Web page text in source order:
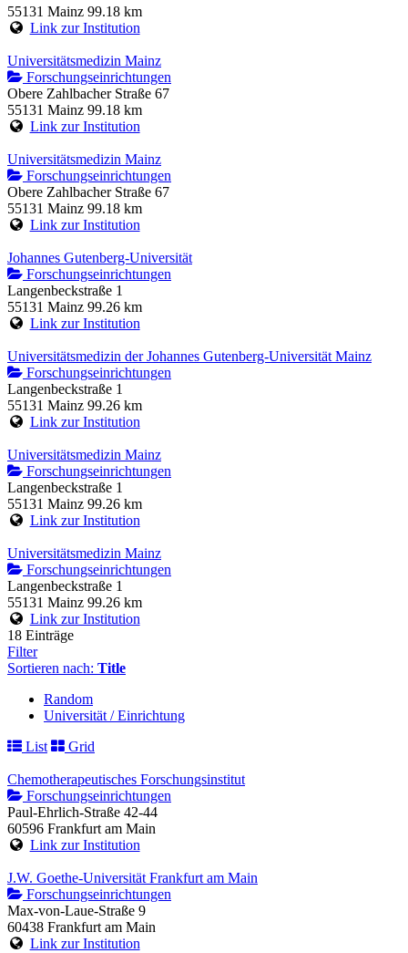
55131 Mainz 99.18 km
Link zur Institution
Universitätsmedizin Mainz
Forschungseinrichtungen
Obere Zahlbacher Straße 67
55131 Mainz 99.18 km
Link zur Institution
Universitätsmedizin Mainz
Forschungseinrichtungen
Obere Zahlbacher Straße 67
55131 Mainz 99.18 km
Link zur Institution
Johannes Gutenberg-Universität
Forschungseinrichtungen
Langenbeckstraße 1
55131 Mainz 99.26 km
Link zur Institution
Universitätsmedizin der Johannes Gutenberg-Universität Mainz
Forschungseinrichtungen
Langenbeckstraße 1
55131 Mainz 99.26 km
Link zur Institution
Universitätsmedizin Mainz
Forschungseinrichtungen
Langenbeckstraße 1
55131 Mainz 99.26 km
Link zur Institution
Universitätsmedizin Mainz
Forschungseinrichtungen
Langenbeckstraße 1
55131 Mainz 99.26 km
Link zur Institution
18 Einträge
Filter
Sortieren nach: Title
Random
Universität / Einrichtung
List
Grid
Chemotherapeutisches Forschungsinstitut
Forschungseinrichtungen
Paul-Ehrlich-Straße 42-44
60596 Frankfurt am Main
Link zur Institution
J.W. Goethe-Universität Frankfurt am Main
Forschungseinrichtungen
Max-von-Laue-Straße 9
60438 Frankfurt am Main
Link zur Institution